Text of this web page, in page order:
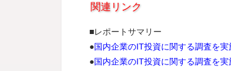
関連リンク
■レポートサマリー
●国内企業のIT投資に関する調査を実
●国内企業のIT投資に関する調査を実